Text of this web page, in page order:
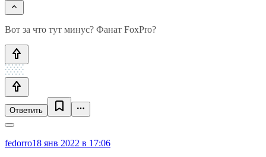
Вот за что тут минус? Фанат FoxPro?
Ответить
fedorro18 янв 2022 в 17:06